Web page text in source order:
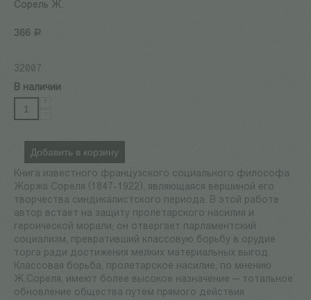
Сорель Ж.
366 Р
32007
В наличии
Добавить в корзину
Книга известного французского социального философа
Жоржа Сореля (1847-1922), являющаяся вершиной его
творчества синдикалистского периода. В этой работе
автор встает на защиту пролетарского насилия и
героической морали; он отвергает парламентский
социализм, превративший классовую борьбу в орудие
торга ради достижения мелких материальных выгод.
Классовая борьба, пролетарское насилие, по мнению
Ж.Сореля, имеют более высокое назначение — тотальное
обновление общества путем прямого действия